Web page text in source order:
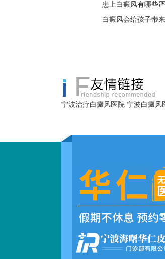
患上白癜风有哪些
白癜风会给孩子带
宁波治疗白癜风医院 宁波白癜风